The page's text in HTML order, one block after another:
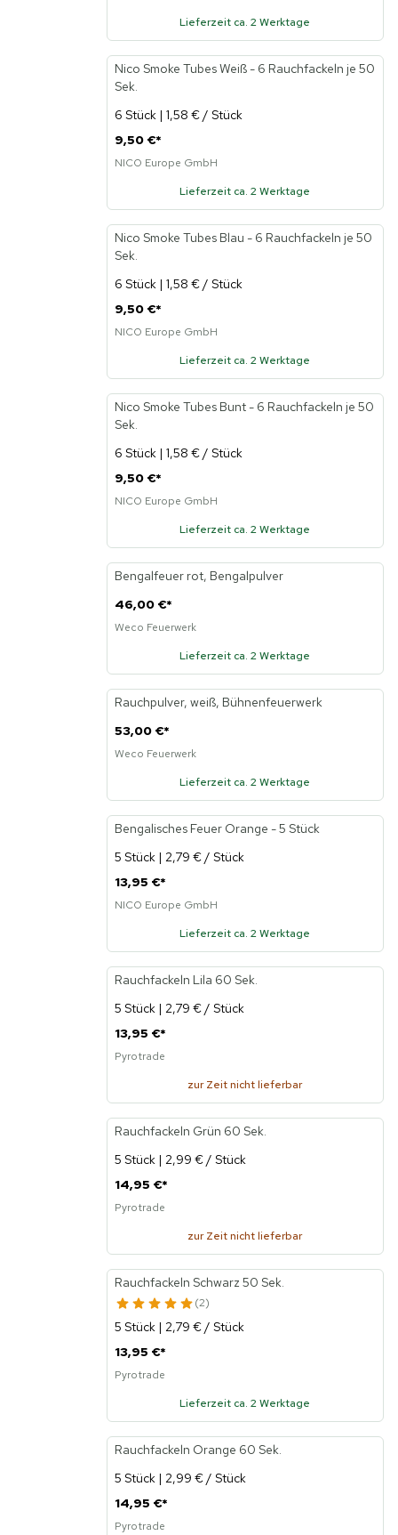
Lieferzeit ca. 2 Werktage
Nico Smoke Tubes Weiß - 6 Rauchfackeln je 50
Sek.
6 Stück | 1,58 € / Stück
9,50 €*
NICO Europe GmbH
Lieferzeit ca. 2 Werktage
Nico Smoke Tubes Blau - 6 Rauchfackeln je 50
Sek.
6 Stück | 1,58 € / Stück
9,50 €*
NICO Europe GmbH
Lieferzeit ca. 2 Werktage
Nico Smoke Tubes Bunt - 6 Rauchfackeln je 50
Sek.
6 Stück | 1,58 € / Stück
9,50 €*
NICO Europe GmbH
Lieferzeit ca. 2 Werktage
Bengalfeuer rot, Bengalpulver
46,00 €*
Weco Feuerwerk
Lieferzeit ca. 2 Werktage
Neu
Rauchpulver, weiß, Bühnenfeuerwerk
53,00 €*
Weco Feuerwerk
Lieferzeit ca. 2 Werktage
Bengalisches Feuer Orange - 5 Stück
5 Stück | 2,79 € / Stück
13,95 €*
NICO Europe GmbH
Lieferzeit ca. 2 Werktage
Rauchfackeln Lila 60 Sek.
5 Stück | 2,79 € / Stück
13,95 €*
Pyrotrade
zur Zeit nicht lieferbar
Rauchfackeln Grün 60 Sek.
5 Stück | 2,99 € / Stück
14,95 €*
Pyrotrade
zur Zeit nicht lieferbar
Rauchfackeln Schwarz 50 Sek.
2
5 Stück | 2,79 € / Stück
13,95 €*
Pyrotrade
Lieferzeit ca. 2 Werktage
Rauchfackeln Orange 60 Sek.
5 Stück | 2,99 € / Stück
14,95 €*
Pyrotrade